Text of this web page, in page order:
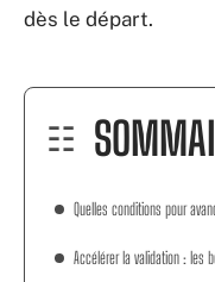
dès le départ.
Quelles conditions pour
Accélérer la validation : les